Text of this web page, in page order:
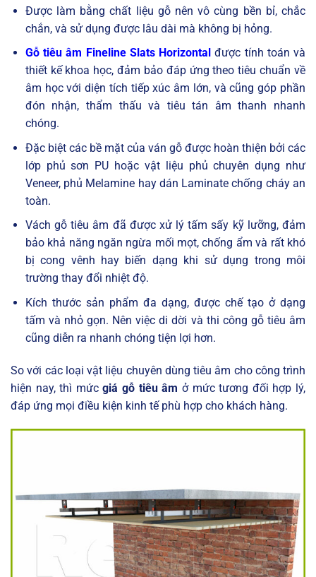
Được làm bằng chất liệu gỗ nên vô cùng bền bỉ, chắc
chắn, và sử dụng được lâu dài mà không bị hỏng.
Gỗ tiêu âm Fineline Slats Horizontal được tính toán và
thiết kế khoa học, đảm bảo đáp ứng theo tiêu chuẩn về
âm học với diện tích tiếp xúc âm lớn, và cũng góp phần
đón nhận, thẩm thấu và tiêu tán âm thanh nhanh
chóng.
Đặc biệt các bề mặt của ván gỗ được hoàn thiện bởi các
lớp phủ sơn PU hoặc vật liệu phủ chuyên dụng như
Veneer, phủ Melamine hay dán Laminate chống cháy an
toàn.
Vách gỗ tiêu âm đã được xử lý tấm sấy kỹ lưỡng, đảm
bảo khả năng ngăn ngừa mối mọt, chống ẩm và rất khó
bị cong vênh hay biến dạng khi sử dụng trong môi
trường thay đổi nhiệt độ.
Kích thước sản phẩm đa dạng, được chế tạo ở dạng
tấm và nhỏ gọn. Nên việc di dời và thi công gỗ tiêu âm
cũng diễn ra nhanh chóng tiện lợi hơn.
So với các loại vật liệu chuyên dùng tiêu âm cho công trình
hiện nay, thì mứcgiá gỗ tiêu âm ở mức tương đối hợp lý,
đáp ứng mọi điều kiện kinh tế phù hợp cho khách hàng.